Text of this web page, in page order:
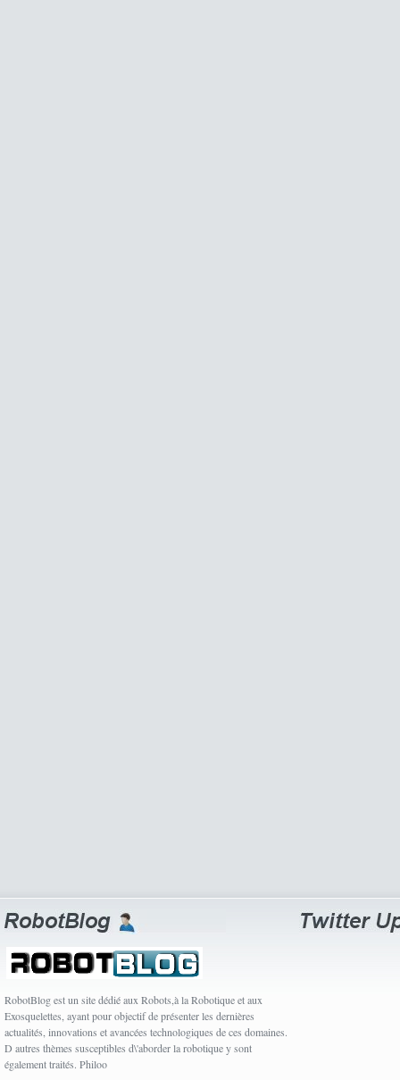
RobotBlog est un site dédié aux Robots,à la Robotique et aux
Exosquelettes, ayant pour objectif de présenter les dernières
actualités, innovations et avancées technologiques de ces domaines.
D autres thèmes susceptibles d\'aborder la robotique y sont
également traités. Philoo